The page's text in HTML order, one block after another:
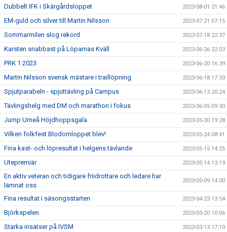
Dubbelt IFK i Skärgårdsloppet 2023-08-01 21:46
EM-guld och silver till Martin Nilsson 2023-07-21 07:15
Sommarmilen slog rekord 2023-07-18 22:37
Karsten snabbast på Löparnas Kväll 2023-06-26 22:03
PRK 1 2023 2023-06-20 16:39
Martin Nilsson svensk mästare i traillöpning 2023-06-18 17:33
Spjutparabeln - spjuttävling på Campus 2023-06-13 20:24
Tävlingshelg med DM och marathon i fokus 2023-06-05 09:30
Jump Umeå Höjdhoppsgala 2023-05-30 19:28
Vilken folkfest Blodomloppet blev! 2023-05-24 08:41
Fina kast- och löpresultat i helgens tävlande 2023-05-15 14:25
Utepremiär 2023-05-14 13:19
En aktiv veteran och tidigare friidrottare och ledare har
lämnat oss
2023-05-09 14:00
Fina resultat i säsongsstarten 2023-04-23 13:54
Björkspelen 2023-03-20 10:06
Starka insatser på IVSM 2023-03-13 17:10